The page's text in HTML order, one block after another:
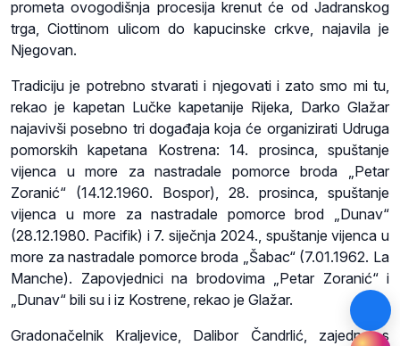
prometa ovogodišnja procesija krenut će od Jadranskog
trga, Ciottinom ulicom do kapucinske crkve, najavila je
Njegovan.
Tradiciju je potrebno stvarati i njegovati i zato smo mi tu,
rekao je kapetan Lučke kapetanije Rijeka, Darko Glažar
najavivši posebno tri događaja koja će organizirati Udruga
pomorskih kapetana Kostrena: 14. prosinca, spuštanje
vijenca u more za nastradale pomorce broda „Petar
Zoranić“ (14.12.1960. Bospor), 28. prosinca, spuštanje
vijenca u more za nastradale pomorce brod „Dunav“
(28.12.1980. Pacifik) i 7. siječnja 2024., spuštanje vijenca u
more za nastradale pomorce broda „Šabac“ (7.01.1962. La
Manche). Zapovjednici na brodovima „Petar Zoranić“ i
„Dunav“ bili su i iz Kostrene, rekao je Glažar.
Gradonačelnik Kraljevice, Dalibor Čandrlić, zajedno s